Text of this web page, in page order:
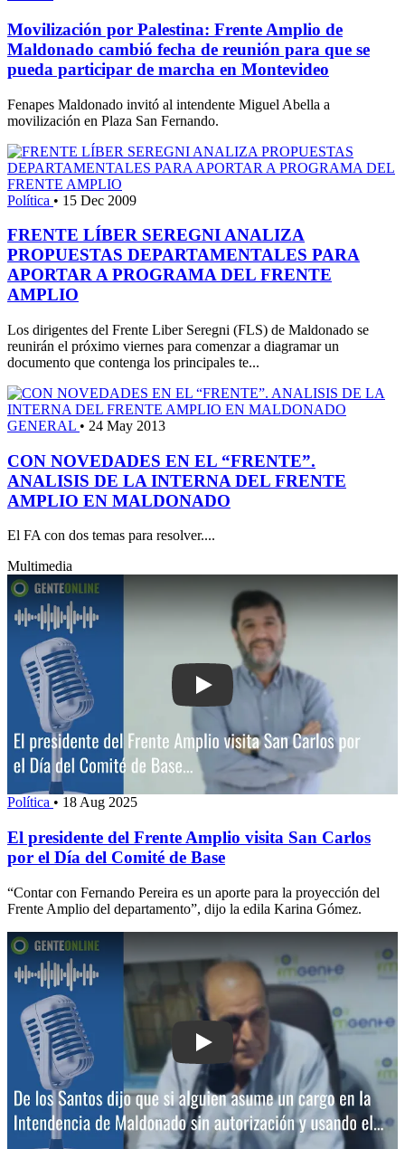
Movilización por Palestina: Frente Amplio de
Maldonado cambió fecha de reunión para que se
pueda participar de marcha en Montevideo
Fenapes Maldonado invitó al intendente Miguel Abella a
movilización en Plaza San Fernando.
Política • 15 Dec 2009
FRENTE LÍBER SEREGNI ANALIZA
PROPUESTAS DEPARTAMENTALES PARA
APORTAR A PROGRAMA DEL FRENTE
AMPLIO
Los dirigentes del Frente Liber Seregni (FLS) de Maldonado se
reunirán el próximo viernes para comenzar a diagramar un
documento que contenga los principales te...
GENERAL • 24 May 2013
CON NOVEDADES EN EL “FRENTE”.
ANALISIS DE LA INTERNA DEL FRENTE
AMPLIO EN MALDONADO
El FA con dos temas para resolver....
Multimedia
Play: El presidente del Frente Amplio
Política • 18 Aug 2025
El presidente del Frente Amplio visita San Carlos
por el Día del Comité de Base
“Contar con Fernando Pereira es un aporte para la proyección del
Frente Amplio del departamento”, dijo la edila Karina Gómez.
Play: Óscar de los Santos dijo que la